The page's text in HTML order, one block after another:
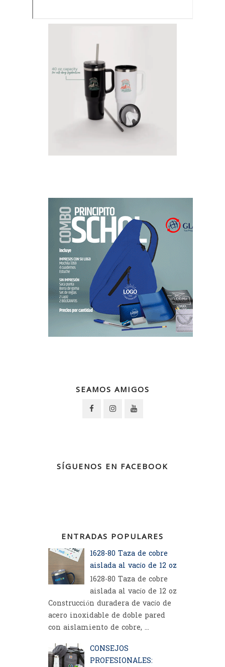
SEAMOS AMIGOS
SÍGUENOS EN FACEBOOK
ENTRADAS POPULARES
1628-80 Taza de cobre
aislada al vacío de 12 oz
1628-80 Taza de cobre
aislada al vacío de 12 oz
Construcción duradera de vacío de
acero inoxidable de doble pared
con aislamiento de cobre, ...
CONSEJOS
PROFESIONALES: